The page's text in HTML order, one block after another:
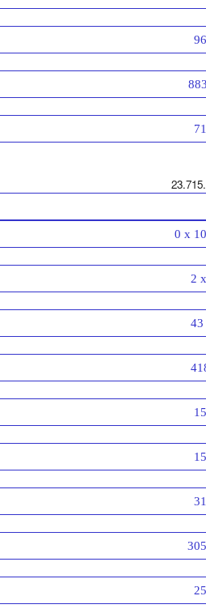
0 x
2
43